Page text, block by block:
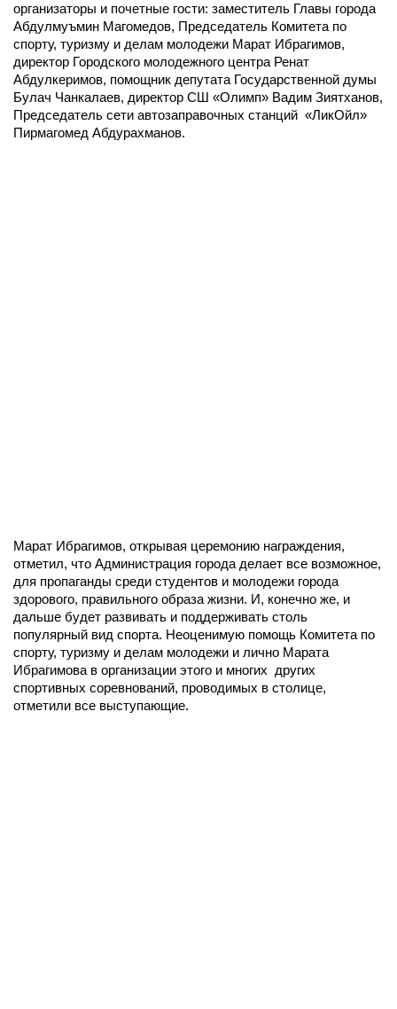
организаторы и почетные гости: заместитель Главы города
Абдулмуъмин Магомедов, Председатель Комитета по
спорту, туризму и делам молодежи Марат Ибрагимов,
директор Городского молодежного центра Ренат
Абдулкеримов, помощник депутата Государственной думы
Булач Чанкалаев, директор СШ «Олимп» Вадим Зиятханов,
Председатель сети автозаправочных станций «ЛикОйл»
Пирмагомед Абдурахманов.
Марат Ибрагимов, открывая церемонию награждения,
отметил, что Администрация города делает все возможное,
для пропаганды среди студентов и молодежи города
здорового, правильного образа жизни. И, конечно же, и
дальше будет развивать и поддерживать столь
популярный вид спорта. Неоценимую помощь Комитета по
спорту, туризму и делам молодежи и лично Марата
Ибрагимова в организации этого и многих других
спортивных соревнований, проводимых в столице,
отметили все выступающие.